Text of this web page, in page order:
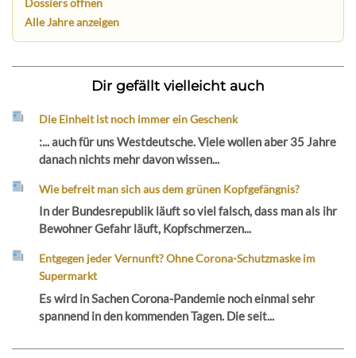
Alle Jahre anzeigen
Dir gefällt vielleicht auch
Die Einheit ist noch immer ein Geschenk
:... auch für uns Westdeutsche. Viele wollen aber 35 Jahre
danach nichts mehr davon wissen...
Wie befreit man sich aus dem grünen Kopfgefängnis?
In der Bundesrepublik läuft so viel falsch, dass man als ihr
Bewohner Gefahr läuft, Kopfschmerzen...
Entgegen jeder Vernunft? Ohne Corona-Schutzmaske im
Supermarkt
Es wird in Sachen Corona-Pandemie noch einmal sehr
spannend in den kommenden Tagen. Die seit...